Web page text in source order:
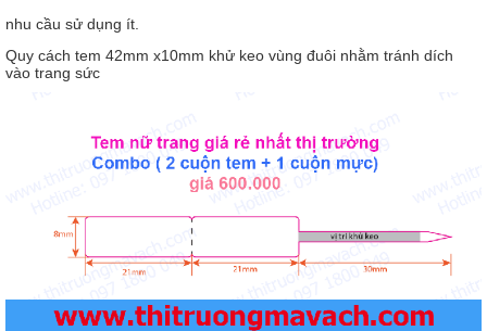
nhu cầu sử dụng ít.
Quy cách tem 42mm x10mm khử keo vùng đuôi nhằm tránh dích
vào trang sức